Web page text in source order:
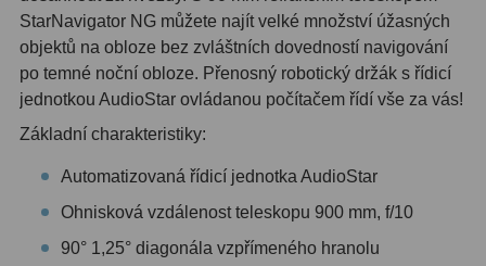
Redukce 1,25" a 2"17
Svítilny5
Čištění28
Binohlavy3
Montáže93
StarNavigator NG můžete najít velké množství úžasných
objektů na obloze bez zvláštních dovedností navigování
po temné noční obloze. Přenosný robotický držák s řídicí
jednotkou AudioStar ovládanou počítačem řídí vše za vás!
Základní charakteristiky:
Automatizovaná řídicí jednotka AudioStar
Ohnisková vzdálenost teleskopu 900 mm, f/10
90° 1,25° diagonála vzpřímeného hranolu